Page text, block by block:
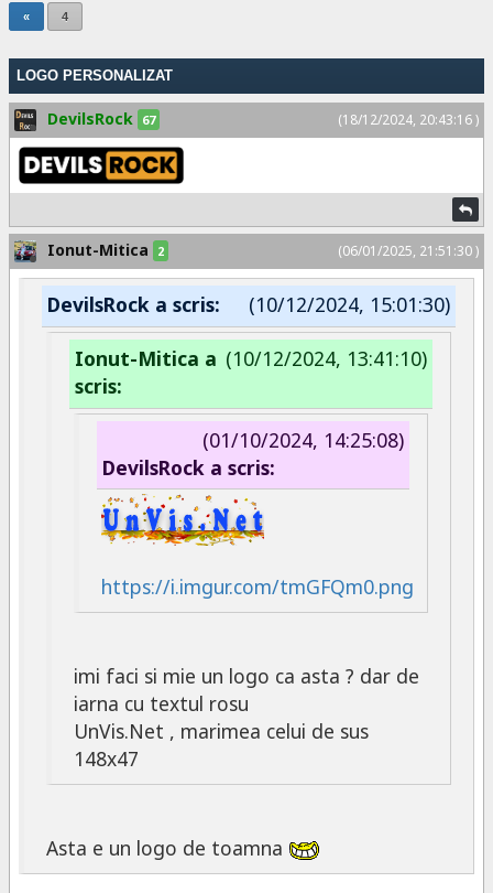
« 4
LOGO PERSONALIZAT
(18/12/2024, 20:43:16 )
DevilsRock 67
(06/01/2025, 21:51:30 )
Ionut-Mitica 2
(10/12/2024, 15:01:30)
DevilsRock a scris:
(10/12/2024, 13:41:10)
Ionut-Mitica a
scris:
(01/10/2024, 14:25:08)
DevilsRock a scris:
https://i.imgur.com/tmGFQm0.png
imi faci si mie un logo ca asta ? dar de
iarna cu textul rosu
UnVis.Net , marimea celui de sus
148x47
Asta e un logo de toamna